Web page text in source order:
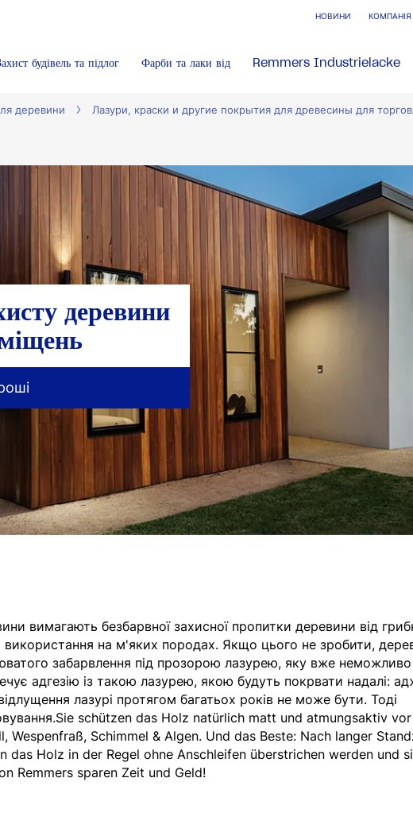
НОВИНИ КОМПАНІЯ
будівель та підлог Фарби та лаки від Remmers Industrielacke
деревини Лазури, краски и другие покрытия для древесины для
деревини
вимагають безбарвної захисної пропитки деревини від
на м'яких породах. Якщо цього не зробити,
забарвлення під прозорою лазурею, яку вже
адгезію із такою лазурею, якою будуть покрвати надалі:
лазурі протягом багатьох років не може бути. Тоді
schützen das Holz natürlich matt und atmungsaktiv vor
Wespenfraß, Schimmel & Algen. Und das Beste: Nach langer
das Holz in der Regel ohne Anschleifen überstrichen werden und
Remmers sparen Zeit und Geld!